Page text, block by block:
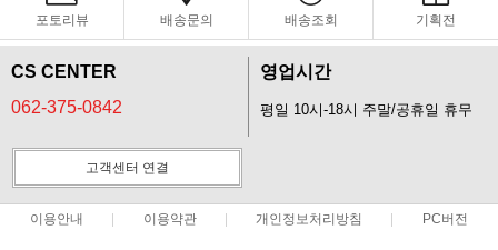
포토리뷰 배송문의 배송조회 기획전
CS CENTER
062-375-0842
영업시간
평일 10시-18시 주말/공휴일 휴무
고객센터 연결
이용안내 이용약관 개인정보처리방침 PC버전